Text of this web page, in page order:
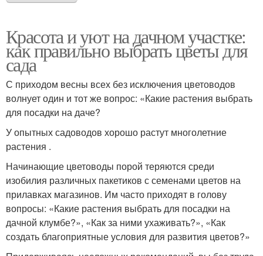
Красота и уют на дачном участке:
как правильно выбрать цветы для
сада
С приходом весны всех без исключения цветоводов
волнует один и тот же вопрос: «Какие растения выбрать
для посадки на даче?
У опытных садоводов хорошо растут многолетние
растения .
Начинающие цветоводы порой теряются среди
изобилия различных пакетиков с семенами цветов на
прилавках магазинов. Им часто приходят в голову
вопросы: «Какие растения выбрать для посадки на
дачной клумбе?», «Как за ними ухаживать?», «Как
создать благоприятные условия для развития цветов?»